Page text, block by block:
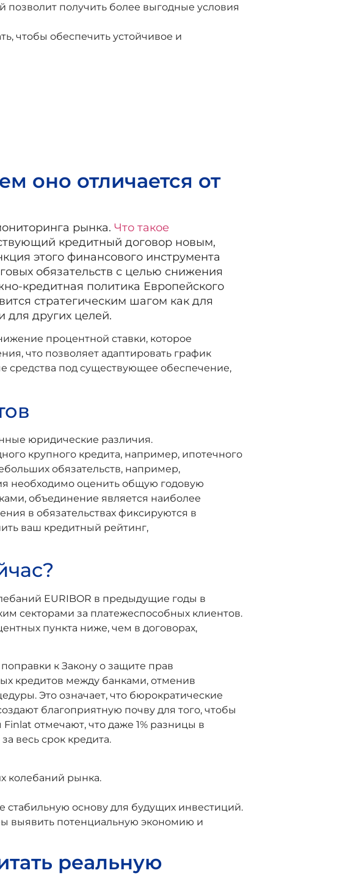
позволит получить более выгодные условия
чтобы обеспечить устойчивое и
оно отличается от
рынка. Что такое
кредитный договор новым,
этого финансового инструмента
обязательств с целью снижения
кредитная политика Европейского
стратегическим шагом как для
других целей.
процентной ставки, которое
что позволяет адаптировать график
средства под существующее обеспечение,
юридические различия.
крупного кредита, например, ипотечного
обязательств, например,
необходимо оценить общую годовую
объединение является наиболее
в обязательствах фиксируются в
ваш кредитный рейтинг,
EURIBOR в предыдущие годы в
секторами за платежеспособных клиентов.
пункта ниже, чем в договорах,
к Закону о защите прав
кредитов между банками, отменив
Это означает, что бюрократические
благоприятную почву для того, чтобы
отмечают, что даже 1% разницы в
весь срок кредита.
колебаний рынка.
стабильную основу для будущих инвестиций.
выявить потенциальную экономию и
реальную